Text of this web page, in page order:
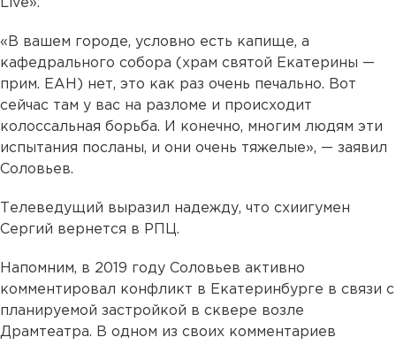
Live».
«В вашем городе, условно есть капище, а
кафедрального собора (храм святой Екатерины —
прим. ЕАН) нет, это как раз очень печально. Вот
сейчас там у вас на разломе и происходит
колоссальная борьба. И конечно, многим людям эти
испытания посланы, и они очень тяжелые», — заявил
Соловьев.
Телеведущий выразил надежду, что схиигумен
Сергий вернется в РПЦ.
Напомним, в 2019 году Соловьев активно
комментировал конфликт в Екатеринбурге в связи с
планируемой застройкой в сквере возле
Драмтеатра. В одном из своих комментариев